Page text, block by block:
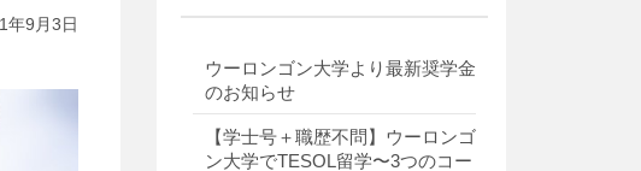
年9月3日
ウーロンゴン大学より最新奨学金
のお知らせ
【学士号＋職歴不問】ウーロンゴ
ン大学でTESOL留学〜3つのコー